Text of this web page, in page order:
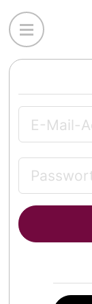
Direkt
zum
Inhalt